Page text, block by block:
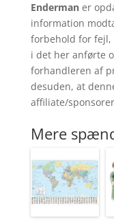
Endermaner
information
forbehold for
i det her anførte
forhandleren af
desuden, at
affiliate/
Mere